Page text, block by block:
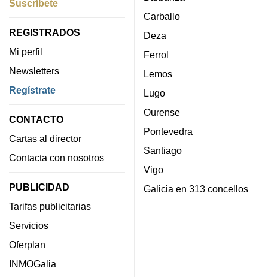
Suscríbete
REGISTRADOS
Mi perfil
Newsletters
Regístrate
CONTACTO
Cartas al director
Contacta con nosotros
PUBLICIDAD
Tarifas publicitarias
Servicios
Oferplan
INMOGalia
Carballo
Deza
Ferrol
Lemos
Lugo
Ourense
Pontevedra
Santiago
Vigo
Galicia en 313 concellos